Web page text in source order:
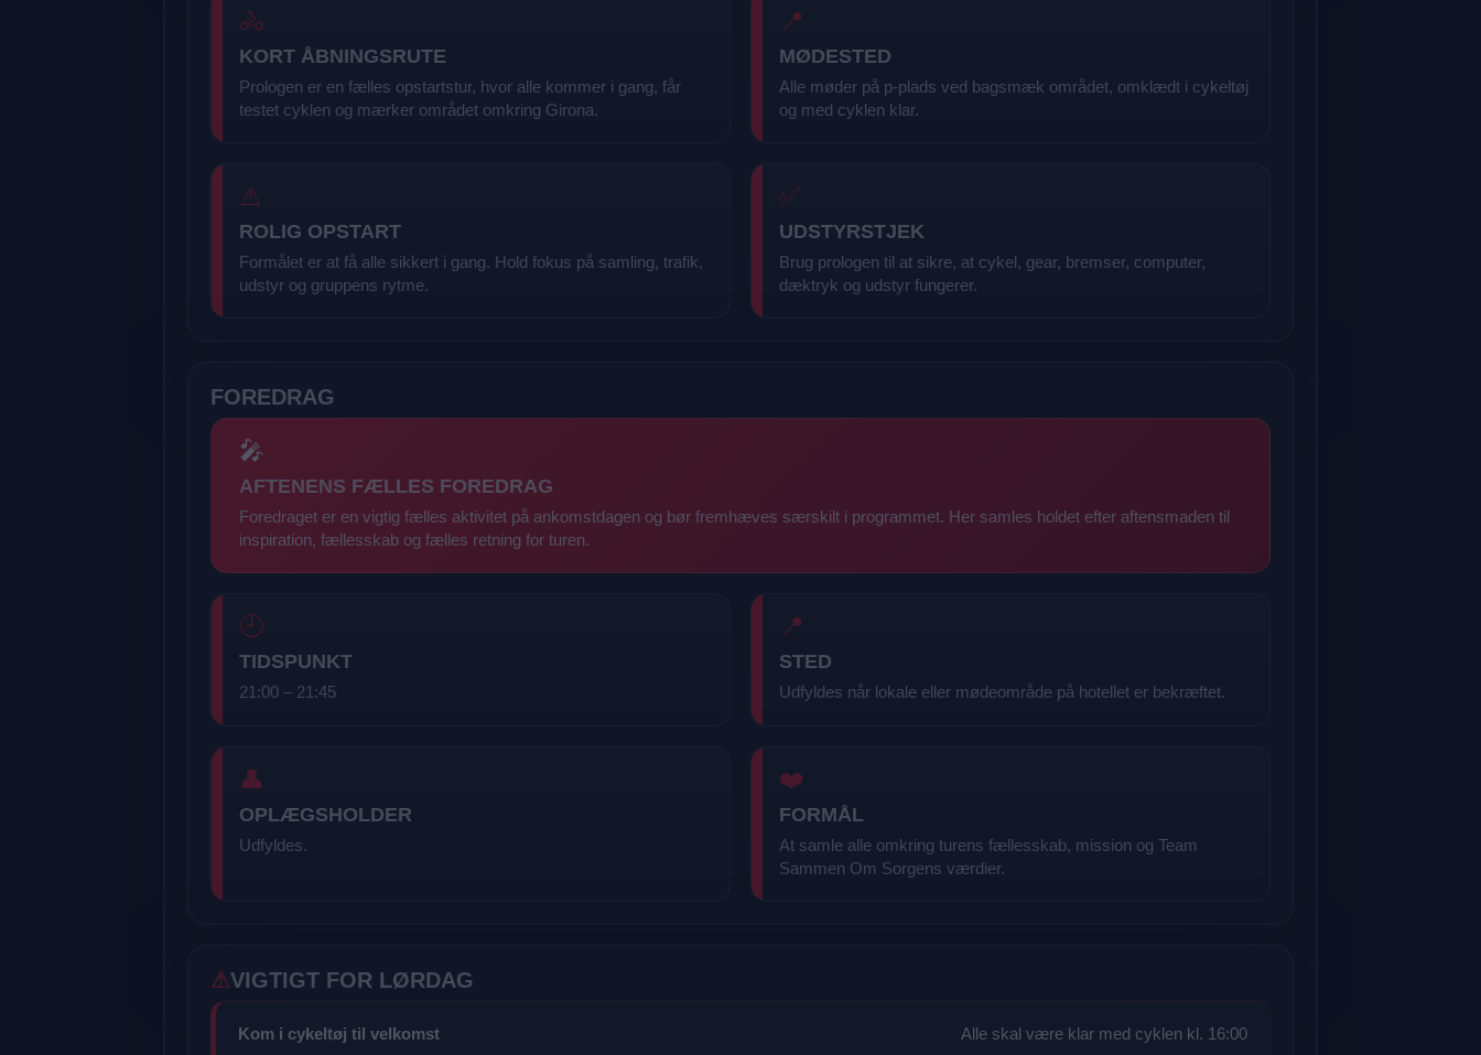
🚴
KORT ÅBNINGSRUTE
Prologen er en fælles opstartstur, hvor alle kommer i gang, får
testet cyklen og mærker området omkring Girona.
📍
MØDESTED
Alle møder på p-plads ved bagsmæk området, omklædt i cykeltøj
og med cyklen klar.
⚠
ROLIG OPSTART
Formålet er at få alle sikkert i gang. Hold fokus på samling, trafik,
udstyr og gruppens rytme.
✅
UDSTYRSTJEK
Brug prologen til at sikre, at cykel, gear, bremser, computer,
dæktryk og udstyr fungerer.
FOREDRAG
🎤
AFTENENS FÆLLES FOREDRAG
Foredraget er en vigtig fælles aktivitet på ankomstdagen og bør fremhæves særskilt i programmet. Her samles holdet efter aftensmaden til
inspiration, fællesskab og fælles retning for turen.
🕘
TIDSPUNKT
21:00 – 21:45
📍
STED
Udfyldes når lokale eller mødeområde på hotellet er bekræftet.
👤
OPLÆGSHOLDER
Udfyldes.
❤️
FORMÅL
At samle alle omkring turens fællesskab, mission og Team
Sammen Om Sorgens værdier.
VIGTIGT FOR LØRDAG
Kom i cykeltøj til velkomst Alle skal være klar med cyklen kl. 16:00